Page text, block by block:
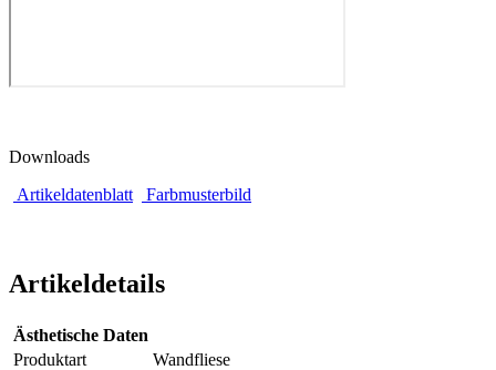
Downloads
Artikeldatenblatt
Farbmusterbild
Artikeldetails
Ästhetische Daten
Produktart
Wandfliese